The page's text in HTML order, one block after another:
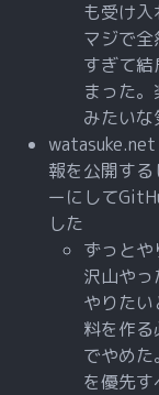
も受け
マジで
すぎて
まった
みたいな
watasuke.net
報を公開す
ーにして
した
ずっと
沢山や
やりた
料を作
でやめ
を優先す